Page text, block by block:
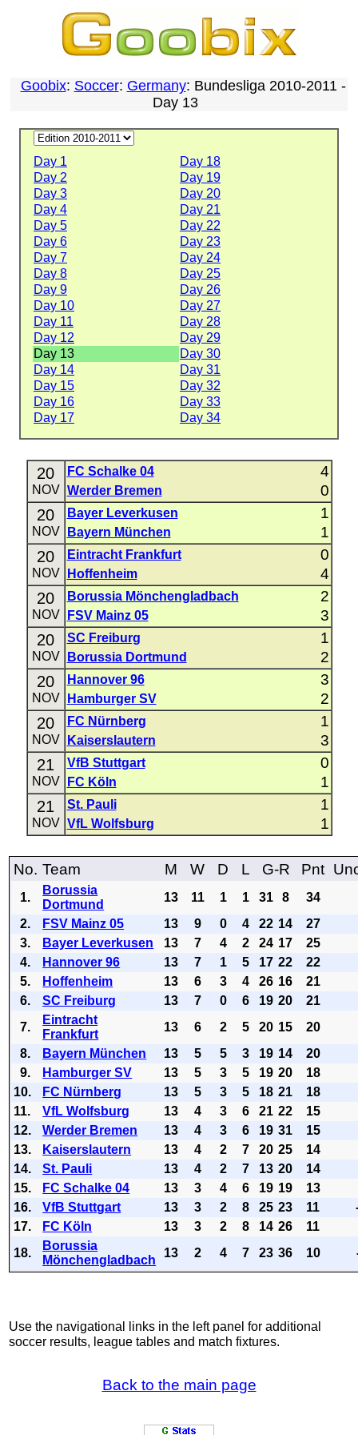
Goobix: Soccer: Germany: Bundesliga 2010-2011 -
Day 13
Day 1
Day 18
Day 2
Day 19
Day 3
Day 20
Day 4
Day 21
Day 5
Day 22
Day 6
Day 23
Day 7
Day 24
Day 8
Day 25
Day 9
Day 26
Day 10
Day 27
Day 11
Day 28
Day 12
Day 29
Day 13
Day 30
Day 14
Day 31
Day 15
Day 32
Day 16
Day 33
Day 17
Day 34
20
NOV
FC Schalke 04 4
Werder Bremen 0
20
NOV
Bayer Leverkusen 1
Bayern München 1
20
NOV
Eintracht Frankfurt 0
Hoffenheim 4
20
NOV
Borussia Mönchengladbach 2
FSV Mainz 05 3
20
NOV
SC Freiburg 1
Borussia Dortmund 2
20
NOV
Hannover 96 3
Hamburger SV 2
20
NOV
FC Nürnberg 1
Kaiserslautern 3
21
NOV
VfB Stuttgart 0
FC Köln 1
21
NOV
St. Pauli 1
VfL Wolfsburg 1
No. Team M W D L G-R Pnt
1.
Borussia
Dortmund
13 11 1 1 31 8 34
2.
FSV Mainz 05 13 9 0 4 22 14
27
3.
Bayer Leverkusen 13 7 4 2 24 17
25
4.
Hannover 96 13 7 1 5 17 22
22
5.
Hoffenheim 13 6 3 4 26 16
21
6.
SC Freiburg 13 7 0 6 19 20
21
7.
Eintracht
Frankfurt
13 6 2 5 20 15
20
8.
Bayern München 13 5 5 3 19 14
20
9.
Hamburger SV 13 5 3 5 19 20
18
10.
FC Nürnberg 13 5 3 5 18 21
18
11.
VfL Wolfsburg 13 4 3 6 21 22
15
12.
Werder Bremen 13 4 3 6 19 31
15
13.
Kaiserslautern 13 4 2 7 20 25
14
14.
St. Pauli 13 4 2 7 13 20
14
15.
FC Schalke 04 13 3 4 6 19 19
13
16.
VfB Stuttgart 13 3 2 8 25 23 11
17.
FC Köln 13 3 2 8 14 26
11
18.
Borussia
Mönchengladbach
13 2 4 7 23 36 10
Use the navigational links in the left panel for additional
soccer results, league tables and match fixtures.
Back to the main page